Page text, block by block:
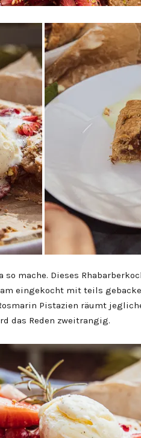
so mache. Dieses
eingekocht mit teils
Pistazien räumt
das Reden zweitrangig.